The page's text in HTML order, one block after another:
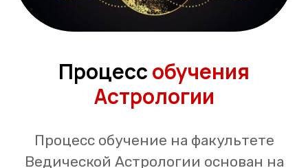
Процессобучения
Астрологии
Процесс обучение на факультете
Ведической Астрологии основан на